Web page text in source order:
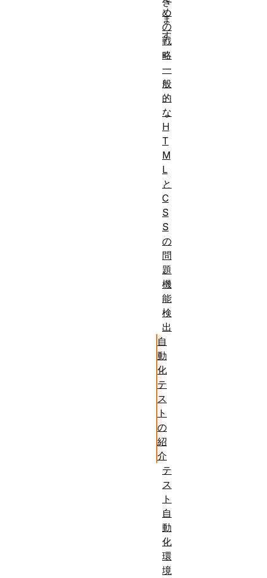
ま
す
。
前
提
条
件:
目
的:
め
の
戦
略
一
般
的
な
H
T
M
L
と
C
S
S
の
問
題
機
能
検
出
自
動
化
テ
ス
ト
の
紹
介
テ
ス
ト
自
動
化
環
境